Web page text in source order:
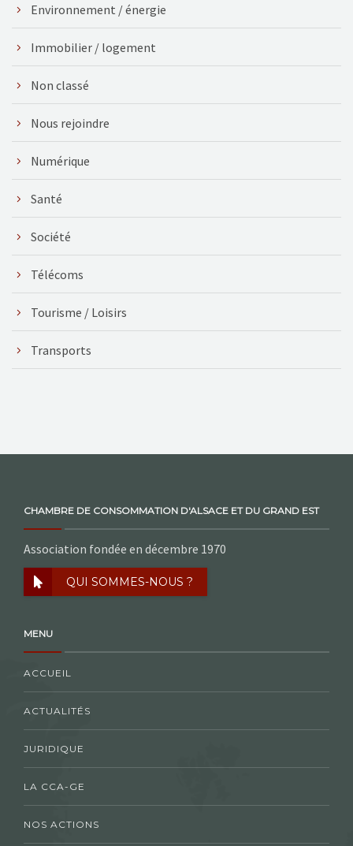
Environnement / énergie
Immobilier / logement
Non classé
Nous rejoindre
Numérique
Santé
Société
Télécoms
Tourisme / Loisirs
Transports
CHAMBRE DE CONSOMMATION D'ALSACE ET DU GRAND EST
Association fondée en décembre 1970
QUI SOMMES-NOUS ?
MENU
ACCUEIL
ACTUALITÉS
JURIDIQUE
LA CCA-GE
NOS ACTIONS